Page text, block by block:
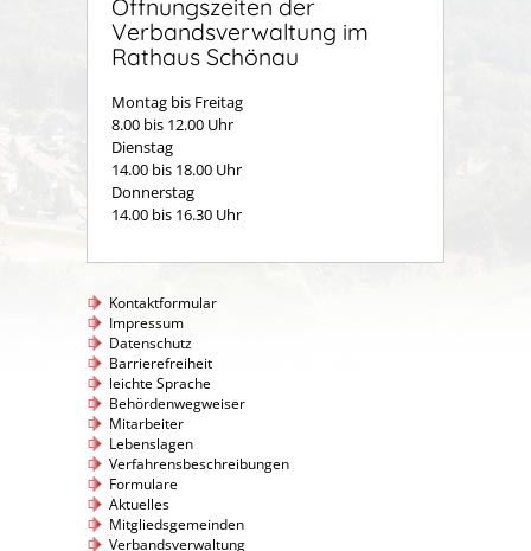
Öffnungszeiten der
Verbandsverwaltung im
Rathaus Schönau
Montag bis Freitag
8.00 bis 12.00 Uhr
Dienstag
14.00 bis 18.00 Uhr
Donnerstag
14.00 bis 16.30 Uhr
Kontaktformular
Impressum
Datenschutz
Barrierefreiheit
leichte Sprache
Behördenwegweiser
Mitarbeiter
Lebenslagen
Verfahrensbeschreibungen
Formulare
Aktuelles
Mitgliedsgemeinden
Verbandsverwaltung